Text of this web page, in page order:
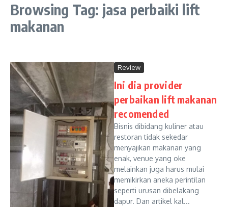
Browsing Tag: jasa perbaiki lift
makanan
Review
Ini dia provider
perbaikan lift makanan
recomended
Bisnis dibidang kuliner atau
restoran tidak sekedar
menyajikan makanan yang
enak, venue yang oke
melainkan juga harus mulai
memikirkan aneka perintilan
seperti urusan dibelakang
dapur. Dan artikel kal...